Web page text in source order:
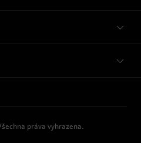
práva vyhrazena.